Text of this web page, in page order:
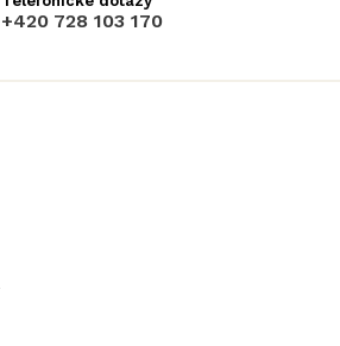
+420 728 103 170